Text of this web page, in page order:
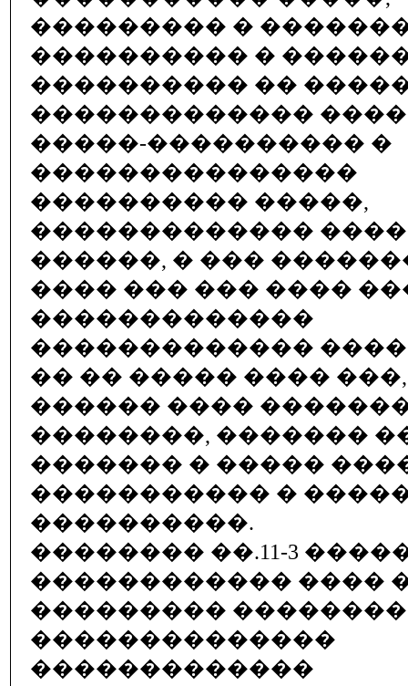
��������� �
���������� �
���������� ��
�������������
�����-���������� �
���������������
���������� �����,
�������������
������, � ���
���� ��� ��� ����
�������������
�������������
�� �� ����� ����
������ ����
��������, �������
������� � �����
����������� �
����������.
�������� ��.11-3
������������ ����
���������
��������������
�������������